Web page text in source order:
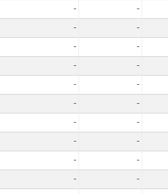
- -
- -
- -
- -
- -
- -
- -
- -
- -
- -